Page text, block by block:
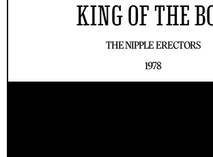
KING OF THE
THE NIPPLE ERECTORS
1978